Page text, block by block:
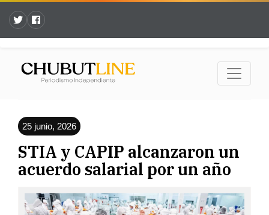
25 junio, 2026
STIA y CAPIP alcanzaron un
acuerdo salarial por un año